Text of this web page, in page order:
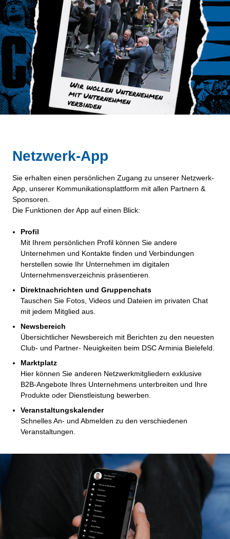
Netzwerk-App
Sie erhalten einen persönlichen Zugang zu unserer Netzwerk-
App, unserer Kommunikationsplattform mit allen Partnern &
Sponsoren.
Die Funktionen der App auf einen Blick:
Profil
Mit Ihrem persönlichen Profil können Sie andere
Unternehmen und Kontakte finden und Verbindungen
herstellen sowie Ihr Unternehmen im digitalen
Unternehmensverzeichnis präsentieren.
Direktnachrichten und Gruppenchats
Tauschen Sie Fotos, Videos und Dateien im privaten Chat
mit jedem Mitglied aus.
Newsbereich
Übersichtlicher Newsbereich mit Berichten zu den neuesten
Club- und Partner- Neuigkeiten beim DSC Arminia Bielefeld.
Marktplatz
Hier können Sie anderen Netzwerkmitgliedern exklusive
B2B-Angebote Ihres Unternehmens unterbreiten und Ihre
Produkte oder Dienstleistung bewerben.
Veranstaltungskalender
Schnelles An- und Abmelden zu den verschiedenen
Veranstaltungen.